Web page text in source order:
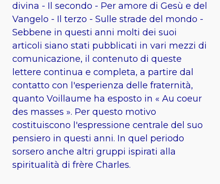
divina - Il secondo - Per amore di Gesù e del
Vangelo - Il terzo - Sulle strade del mondo -
Sebbene in questi anni molti dei suoi
articoli siano stati pubblicati in vari mezzi di
comunicazione, il contenuto di queste
lettere continua e completa, a partire dal
contatto con l'esperienza delle fraternità,
quanto Voillaume ha esposto in « Au coeur
des masses ». Per questo motivo
costituiscono l'espressione centrale del suo
pensiero in questi anni. In quel periodo
sorsero anche altri gruppi ispirati alla
spiritualità di frère Charles.